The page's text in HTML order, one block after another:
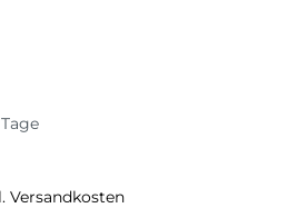
Versandkosten